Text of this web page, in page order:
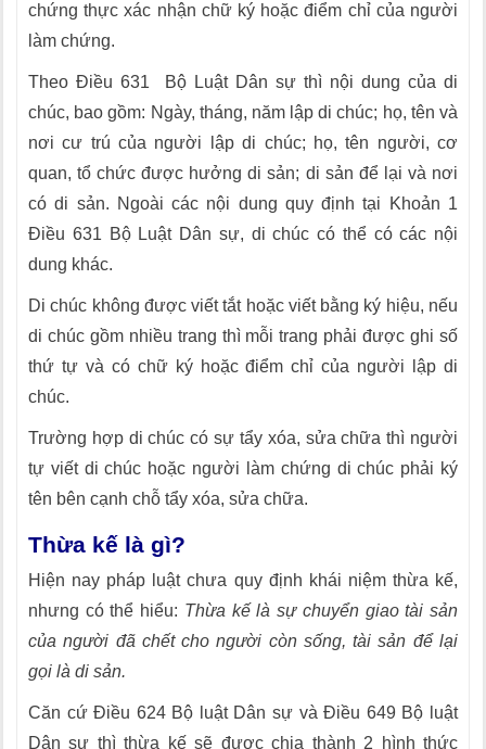
chứng thực xác nhận chữ ký hoặc điểm chỉ của người
làm chứng.
Theo Điều 631 Bộ Luật Dân sự thì nội dung của di
chúc, bao gồm: Ngày, tháng, năm lập di chúc; họ, tên và
nơi cư trú của người lập di chúc; họ, tên người, cơ
quan, tổ chức được hưởng di sản; di sản để lại và nơi
có di sản. Ngoài các nội dung quy định tại Khoản 1
Điều 631 Bộ Luật Dân sự, di chúc có thể có các nội
dung khác.
Di chúc không được viết tắt hoặc viết bằng ký hiệu, nếu
di chúc gồm nhiều trang thì mỗi trang phải được ghi số
thứ tự và có chữ ký hoặc điểm chỉ của người lập di
chúc.
Trường hợp di chúc có sự tẩy xóa, sửa chữa thì người
tự viết di chúc hoặc người làm chứng di chúc phải ký
tên bên cạnh chỗ tẩy xóa, sửa chữa.
Thừa kế là gì?
Hiện nay pháp luật chưa quy định khái niệm thừa kế,
nhưng có thể hiểu: Thừa kế là sự chuyển giao tài sản
của người đã chết cho người còn sống, tài sản để lại
gọi là di sản.
Căn cứ Điều 624 Bộ luật Dân sự và Điều 649 Bộ luật
Dân sự thì thừa kế sẽ được chia thành 2 hình thức